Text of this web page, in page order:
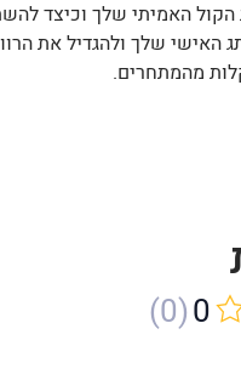
הקול האמיתי שלך וכיצד
האישי שלך ולהגדיל את
מהמתחרים.
(0)0